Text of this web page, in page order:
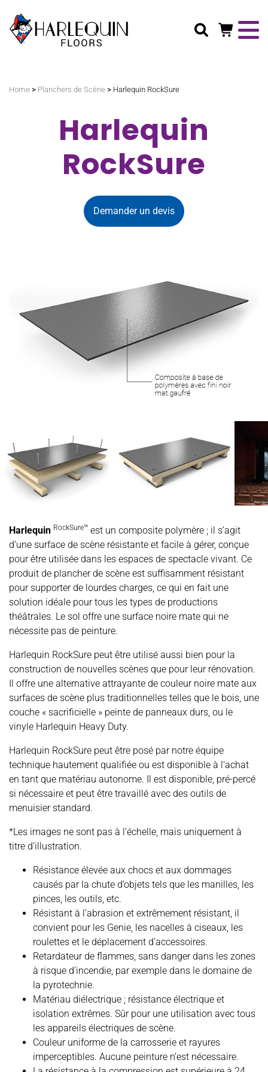
Home > Planchers de Scène > Harlequin RockSure
Harlequin
RockSure
Demander un devis
Harlequin RockSure™ est un composite polymère ; il s’agit
d’une surface de scène résistante et facile à gérer, conçue
pour être utilisée dans les espaces de spectacle vivant. Ce
produit de plancher de scène est suffisamment résistant
pour supporter de lourdes charges, ce qui en fait une
solution idéale pour tous les types de productions
théâtrales. Le sol offre une surface noire mate qui ne
nécessite pas de peinture.
Harlequin RockSure peut être utilisé aussi bien pour la
construction de nouvelles scènes que pour leur rénovation.
Il offre une alternative attrayante de couleur noire mate aux
surfaces de scène plus traditionnelles telles que le bois, une
couche « sacrificielle » peinte de panneaux durs, ou le
vinyle Harlequin Heavy Duty.
Harlequin RockSure peut être posé par notre équipe
technique hautement qualifiée ou est disponible à l’achat
en tant que matériau autonome. Il est disponible, pré-percé
si nécessaire et peut être travaillé avec des outils de
menuisier standard.
*Les images ne sont pas à l’échelle, mais uniquement à
titre d’illustration.
Résistance élevée aux chocs et aux dommages
causés par la chute d’objets tels que les manilles, les
pinces, les outils, etc.
Résistant à l’abrasion et extrêmement résistant, il
convient pour les Genie, les nacelles à ciseaux, les
roulettes et le déplacement d’accessoires.
Retardateur de flammes, sans danger dans les zones
à risque d’incendie, par exemple dans le domaine de
la pyrotechnie.
Matériau diélectrique ; résistance électrique et
isolation extrêmes. Sûr pour une utilisation avec tous
les appareils électriques de scène.
Couleur uniforme de la carrosserie et rayures
imperceptibles. Aucune peinture n’est nécessaire.